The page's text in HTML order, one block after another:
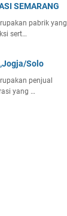
SEMARANG
pabrik yang
sert…
Solo
penjual
yang …